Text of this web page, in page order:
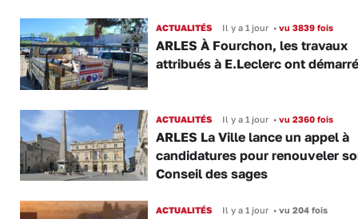
ACTUALITÉS Il y a 1 jour •vu 3839 fois
ARLES À Fourchon, les travaux
attribués à E.Leclerc ont démarré
ACTUALITÉS Il y a 1 jour •vu 2360 fois
ARLES La Ville lance un appel à
candidatures pour renouveler
Conseil des sages
ACTUALITÉS Il y a 1 jour •vu 204 fois